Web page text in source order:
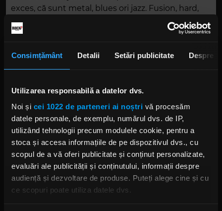
Consimțământ Detalii Setări publicitate Despre
Utilizarea responsabilă a datelor dvs.
Noi și cei 1022 de parteneri ai noștri vă procesăm
datele personale, de exemplu, numărul dvs. de IP,
utilizând tehnologii precum modulele cookie, pentru a
stoca și accesa informațiile de pe dispozitivul dvs., cu
scopul de a vă oferi publicitate și conținut personalizate,
evaluări ale publicității și conținutului, informații despre
audiență și dezvoltare de produse. Puteți alege cine și cu
ce scopuri poate utiliza datele dvs.
exces, că sunt metal, blues ori jazz. Fusion, hard,
alternativ și-o baladă cu motiv. Din deșerturi
adunate, până-n munți nichel-cromate. Reveniri
Amalia Gaiță, Giga Jazz Machine 3000 (live), Iris 50
(live), Marsyas, Yellow Ravine, RoadkillSoda, Trupa
din Deschidere, Dusty Ride, Orchestra & Corul
Teatrului Național de Operetă și Musical „Ion
Dacian” (live), Om La Lună
DESCARCĂ